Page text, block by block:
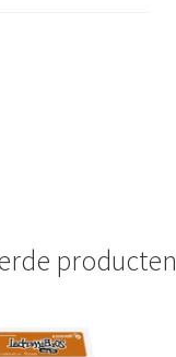
producten